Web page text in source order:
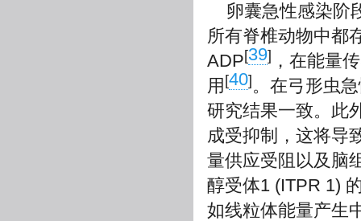
卵囊急性感染阶
所有脊椎动物中都
ADP[39] ，在能量
用 [40]。在弓形虫
研究结果一致。此
成受抑制，这将导
量供应受阻以及脑
醇受体1 (ITPR 1)
如线粒体能量产生